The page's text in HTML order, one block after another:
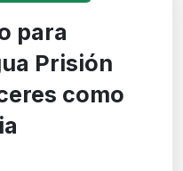
para
Prisión
como